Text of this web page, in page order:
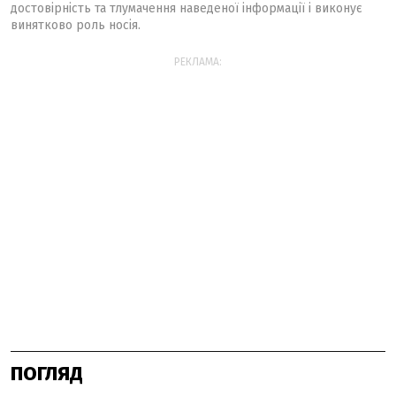
достовірність та тлумачення наведеної інформації і виконує
винятково роль носія.
РЕКЛАМА:
ПОГЛЯД